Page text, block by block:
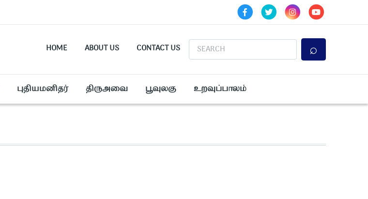
HOME ABOUT US CONTACT US Search
புதியமனிதர் திருஅவை பூவுலகு உறவுப்பாலம்